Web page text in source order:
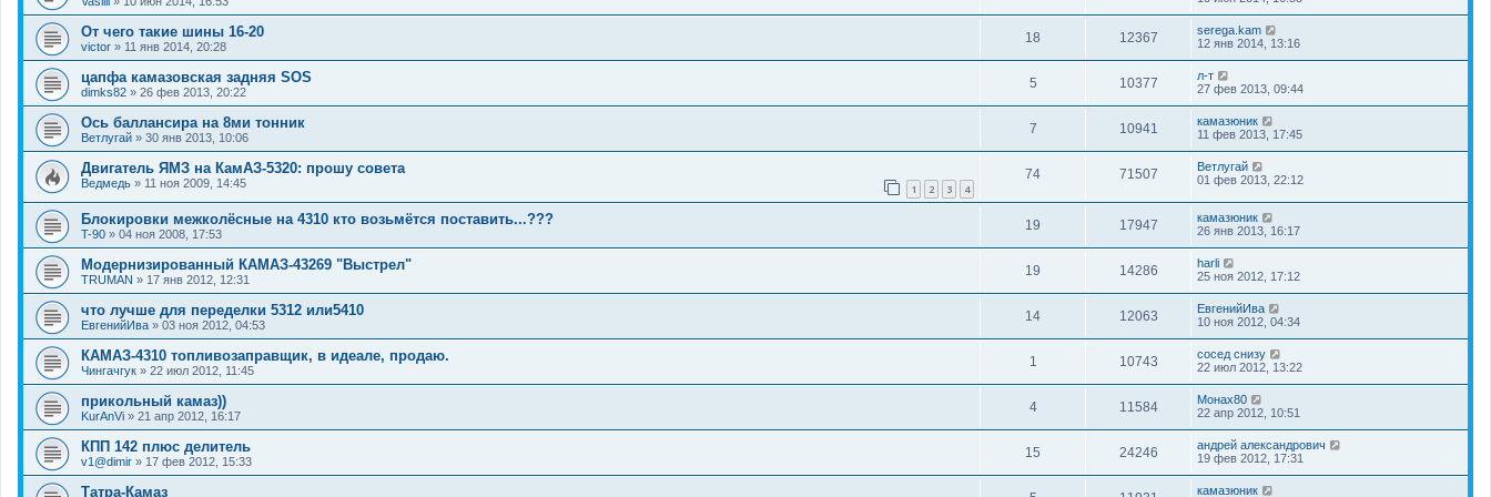
От чего такие шины 16-20
victor » 11 янв 2014, 20:28
18 12367
serega.kam
12 янв 2014, 13:16
цапфа камазовская задняя SOS
dimks82 » 26 фев 2013, 20:22
5 10377
л-т
27 фев 2013, 09:44
Ось баллансира на 8ми тонник
Ветлугай » 30 янв 2013, 10:06
7 10941
камазюник
11 фев 2013, 17:45
Двигатель ЯМЗ на КамАЗ-5320: прошу совета
Ведмедь » 11 ноя 2009, 14:45 1 2 3 4
74 71507
Ветлугай
01 фев 2013, 22:12
Блокировки межколёсные на 4310 кто возьмётся поставить...???
T-90 » 04 ноя 2008, 17:53
19 17947
камазюник
26 янв 2013, 16:17
Модернизированный КАМАЗ-43269 "Выстрел"
TRUMAN » 17 янв 2012, 12:31
19 14286
harli
25 ноя 2012, 17:12
что лучше для переделки 5312 или5410
ЕвгенийИва » 03 ноя 2012, 04:53
14 12063
ЕвгенийИва
10 ноя 2012, 04:34
КАМАЗ-4310 топливозаправщик, в идеале, продаю.
Чингачгук » 22 июл 2012, 11:45
1 10743
сосед снизу
22 июл 2012, 13:22
прикольный камаз))
KurAnVi » 21 апр 2012, 16:17
4 11584
Монах80
22 апр 2012, 10:51
КПП 142 плюс делитель
v1@dimir » 17 фев 2012, 15:33
15 24246
андрей александрович
19 фев 2012, 17:31
Татра-Камаз камазюник